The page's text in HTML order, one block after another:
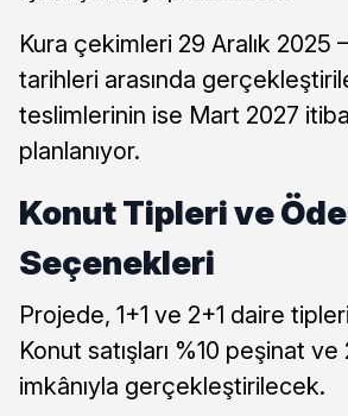
Kura çekimleri 29 Aralık 2025
tarihleri arasında
teslimlerinin ise Mart 2027
planlanıyor.
Konut Tipleri ve
Seçenekleri
Projede, 1+1 ve 2+1 daire
Konut satışları %10 peşinat
imkânıyla gerçekleştirilecek.